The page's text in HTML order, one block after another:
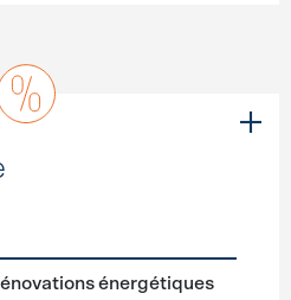
énergétiques